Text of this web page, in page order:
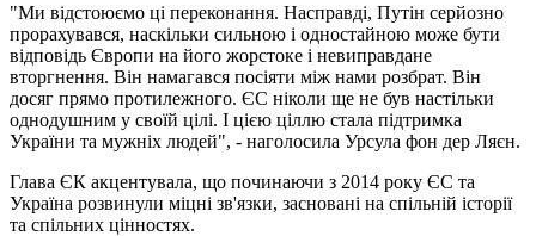
"Ми відстоюємо ці переконання. Насправді, Путін серйозно
прорахувався, наскільки сильною і одностайною може бути
відповідь Європи на його жорстоке і невиправдане
вторгнення. Він намагався посіяти між нами розбрат. Він
досяг прямо протилежного. ЄС ніколи ще не був настільки
однодушним у своїй цілі. І цією ціллю стала підтримка
України та мужніх людей", - наголосила Урсула фон дер Ляєн.
Глава ЄК акцентувала, що починаючи з 2014 року ЄС та
Україна розвинули міцні зв'язки, засновані на спільній історії
та спільних цінностях.